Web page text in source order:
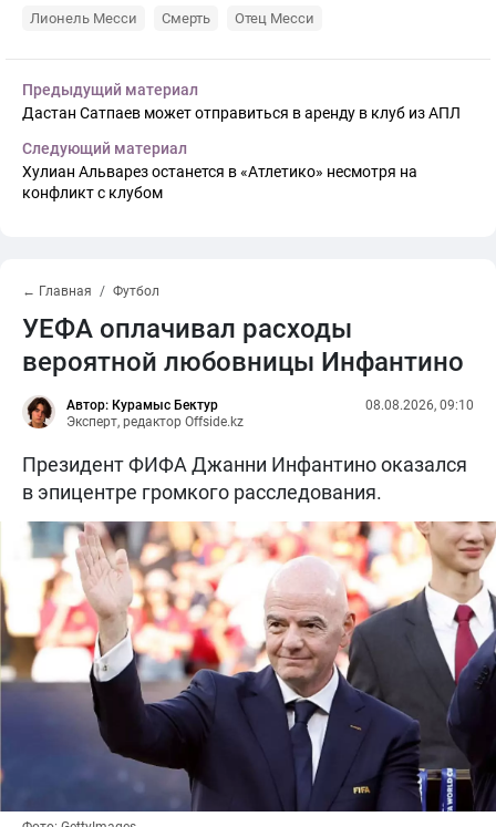
Лионель Месси Смерть Отец Месси
Предыдущий материал
Дастан Сатпаев может отправиться в аренду в клуб из АПЛ
Следующий материал
Хулиан Альварез останется в «Атлетико» несмотря на
конфликт с клубом
← Главная Футбол
УЕФА оплачивал расходы
вероятной любовницы Инфантино
Автор: Курамыс Бектур
Эксперт, редактор Offside.kz
08.08.2026, 09:10
Президент ФИФА Джанни Инфантино оказался
в эпицентре громкого расследования.